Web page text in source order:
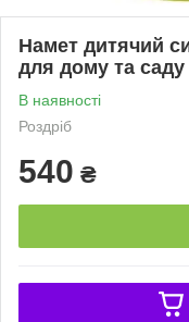
Намет дитячий
для дому та саду
В наявності
Роздріб
540 ₴